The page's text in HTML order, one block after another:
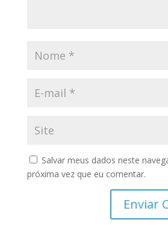
Salvar meus dados neste
próxima vez que eu comentar.